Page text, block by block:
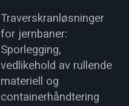
Traverskranløsninger
for jernbaner:
Sporlegging,
vedlikehold av rullende
materiell og
containerhåndtering